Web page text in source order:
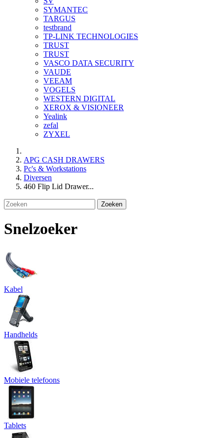
SYMANTEC
TARGUS
testbrand
TP-LINK TECHNOLOGIES
TRUST
TRUST
VASCO DATA SECURITY
VAUDE
VEEAM
VOGELS
WESTERN DIGITAL
XEROX & VISIONEER
Yealink
zefal
ZYXEL
APG CASH DRAWERS
Pc's & Workstations
Diversen
460 Flip Lid Drawer...
Zoeken
Snelzoeker
Kabel
Handhelds
Mobiele telefoons
Tablets